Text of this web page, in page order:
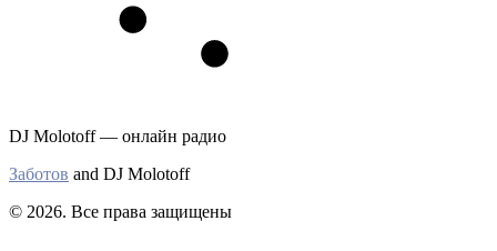
DJ Molotoff — онлайн радио
Заботов and DJ Molotoff
© 2026. Все права защищены